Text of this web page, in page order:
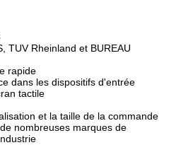
TUV Rheinland et BUREAU
rapide
dans les dispositifs d'entrée
tactile
et la taille de la commande
nombreuses marques de